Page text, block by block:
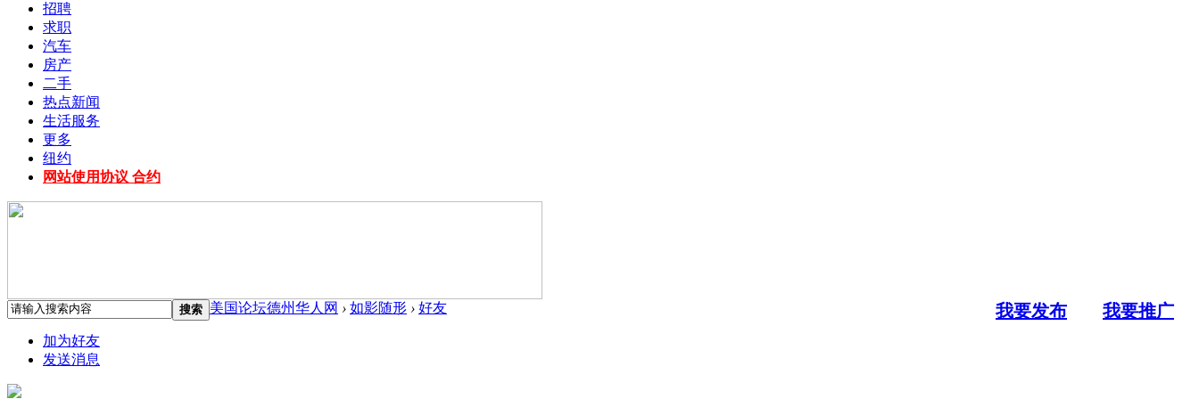
招聘
求职
汽车
房产
二手
热点新闻
生活服务
更多
纽约
网站使用协议 合约
搜索 我要发布 我要推广
美国论坛德州华人网 › 如影随形 › 好友
加为好友
发送消息